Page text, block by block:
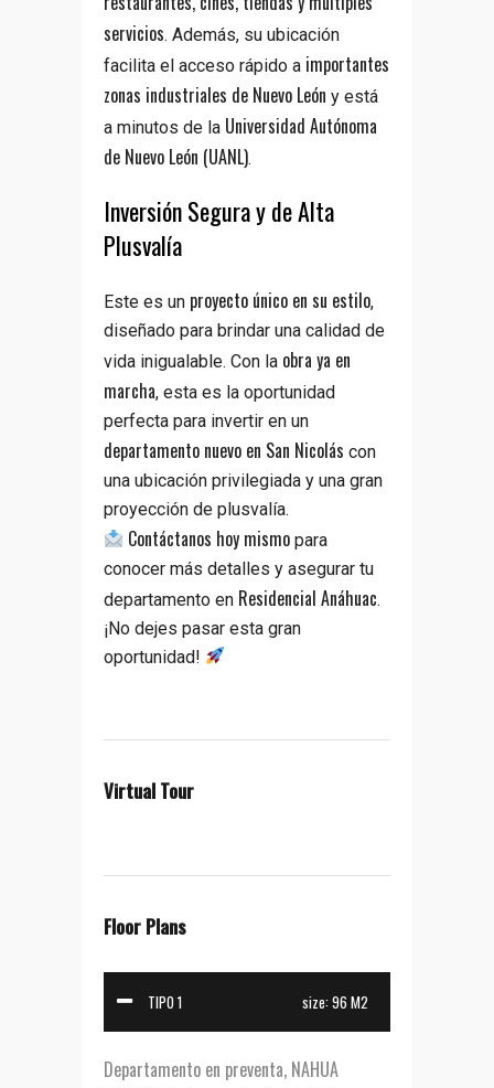
servicios. Además, su ubicación
facilita el acceso rápido a importantes
zonas industriales de Nuevo León y está
a minutos de la Universidad Autónoma
de Nuevo León (UANL).
Inversión Segura y de Alta
Plusvalía
Este es un proyecto único en su estilo,
diseñado para brindar una calidad de
vida inigualable. Con la obra ya en
marcha, esta es la oportunidad
perfecta para invertir en un
departamento nuevo en San Nicolás con
una ubicación privilegiada y una gran
proyección de plusvalía.
Contáctanos hoy mismo para
conocer más detalles y asegurar tu
departamento en Residencial Anáhuac.
¡No dejes pasar esta gran
oportunidad!
Virtual Tour
Floor Plans
TIPO 1 size: 96 M2
Departamento en preventa, NAHUA